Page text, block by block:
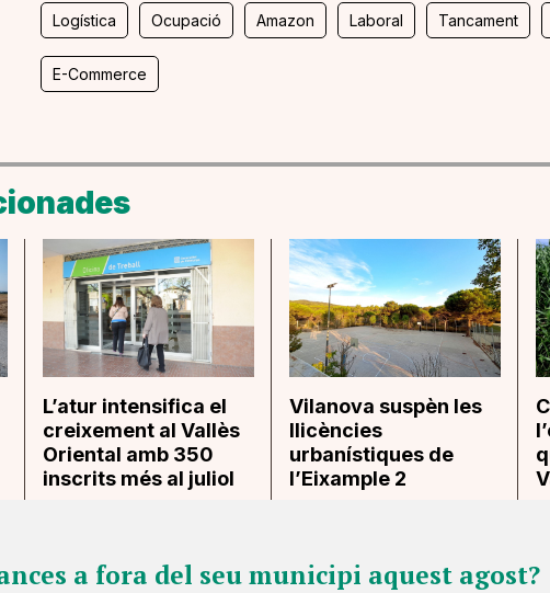
Logística Ocupació Amazon Laboral Tancament
E-Commerce
L’atur intensifica el
creixement al Vallès
Oriental amb 350
inscrits més al juliol
Vilanova suspèn les
llicències
urbanístiques de
l’Eixample 2
a fora del seu municipi aquest agost?